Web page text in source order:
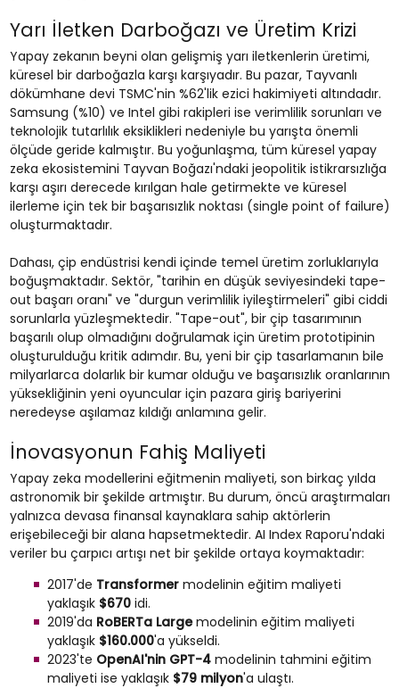
Yarı İletken Darboğazı ve Üretim Krizi
Yapay zekanın beyni olan gelişmiş yarı iletkenlerin üretimi,
küresel bir darboğazla karşı karşıyadır. Bu pazar, Tayvanlı
dökümhane devi TSMC'nin %62'lik ezici hakimiyeti altındadır.
Samsung (%10) ve Intel gibi rakipleri ise verimlilik sorunları ve
teknolojik tutarlılık eksiklikleri nedeniyle bu yarışta önemli
ölçüde geride kalmıştır. Bu yoğunlaşma, tüm küresel yapay
zeka ekosistemini Tayvan Boğazı'ndaki jeopolitik istikrarsızlığa
karşı aşırı derecede kırılgan hale getirmekte ve küresel
ilerleme için tek bir başarısızlık noktası (single point of failure)
oluşturmaktadır.
Dahası, çip endüstrisi kendi içinde temel üretim zorluklarıyla
boğuşmaktadır. Sektör, "tarihin en düşük seviyesindeki tape-
out başarı oranı" ve "durgun verimlilik iyileştirmeleri" gibi ciddi
sorunlarla yüzleşmektedir. "Tape-out", bir çip tasarımının
başarılı olup olmadığını doğrulamak için üretim prototipinin
oluşturulduğu kritik adımdır. Bu, yeni bir çip tasarlamanın bile
milyarlarca dolarlık bir kumar olduğu ve başarısızlık oranlarının
yüksekliğinin yeni oyuncular için pazara giriş bariyerini
neredeyse aşılamaz kıldığı anlamına gelir.
İnovasyonun Fahiş Maliyeti
Yapay zeka modellerini eğitmenin maliyeti, son birkaç yılda
astronomik bir şekilde artmıştır. Bu durum, öncü araştırmaları
yalnızca devasa finansal kaynaklara sahip aktörlerin
erişebileceği bir alana hapsetmektedir. AI Index Raporu'ndaki
veriler bu çarpıcı artışı net bir şekilde ortaya koymaktadır:
2017'de Transformer modelinin eğitim maliyeti
yaklaşık $670idi.
2019'da RoBERTa Largemodelinin eğitim maliyeti
yaklaşık $160.000'a yükseldi.
2023'te OpenAI'nin GPT-4modelinin tahmini eğitim
maliyeti ise yaklaşık $79 milyon'a ulaştı.